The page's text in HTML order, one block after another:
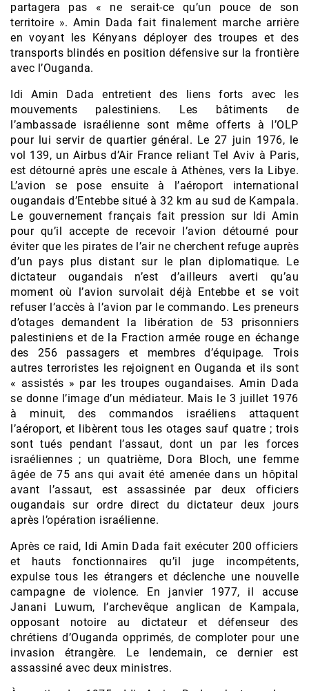
partagera pas « ne serait-ce qu’un pouce de son
territoire ». Amin Dada fait finalement marche arrière
en voyant les Kényans déployer des troupes et des
transports blindés en position défensive sur la frontière
avec l’Ouganda.
Idi Amin Dada entretient des liens forts avec les
mouvements palestiniens. Les bâtiments de
l’ambassade israélienne sont même offerts à l’OLP
pour lui servir de quartier général. Le 27 juin 1976, le
vol 139, un Airbus d’Air France reliant Tel Aviv à Paris,
est détourné après une escale à Athènes, vers la Libye.
L’avion se pose ensuite à l’aéroport international
ougandais d’Entebbe situé à 32 km au sud de Kampala.
Le gouvernement français fait pression sur Idi Amin
pour qu’il accepte de recevoir l’avion détourné pour
éviter que les pirates de l’air ne cherchent refuge auprès
d’un pays plus distant sur le plan diplomatique. Le
dictateur ougandais n’est d’ailleurs averti qu’au
moment où l’avion survolait déjà Entebbe et se voit
refuser l’accès à l’avion par le commando. Les preneurs
d’otages demandent la libération de 53 prisonniers
palestiniens et de la Fraction armée rouge en échange
des 256 passagers et membres d’équipage. Trois
autres terroristes les rejoignent en Ouganda et ils sont
« assistés » par les troupes ougandaises. Amin Dada
se donne l’image d’un médiateur. Mais le 3 juillet 1976
à minuit, des commandos israéliens attaquent
l’aéroport, et libèrent tous les otages sauf quatre ; trois
sont tués pendant l’assaut, dont un par les forces
israéliennes ; un quatrième, Dora Bloch, une femme
âgée de 75 ans qui avait été amenée dans un hôpital
avant l’assaut, est assassinée par deux officiers
ougandais sur ordre direct du dictateur deux jours
après l’opération israélienne.
Après ce raid, Idi Amin Dada fait exécuter 200 officiers
et hauts fonctionnaires qu’il juge incompétents,
expulse tous les étrangers et déclenche une nouvelle
campagne de violence. En janvier 1977, il accuse
Janani Luwum, l’archevêque anglican de Kampala,
opposant notoire au dictateur et défenseur des
chrétiens d’Ouganda opprimés, de comploter pour une
invasion étrangère. Le lendemain, ce dernier est
assassiné avec deux ministres.